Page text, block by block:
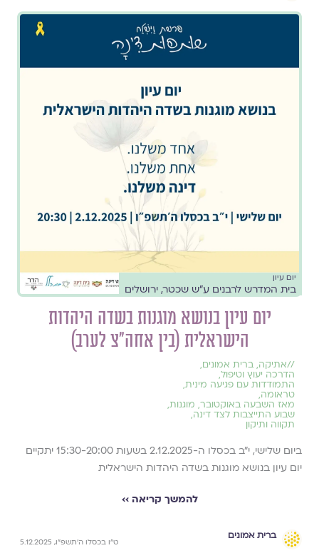
יום עיון
בית המדרש לרבנים ע״ש שכטר, ירושלים
יום עיון בנושא מוגנות בשדה היהדות
הישראלית (בין אחה״צ לערב)
//אתיקה, ברית אמונים,
הדרכה יעוץ וטיפול,
התמודדות עם פגיעה מינית,
טראומה,
מאז השבעה באוקטובר, מוגנות,
שבוע התייצבות לצד דינה,
תקווה ותיקון
ביום שלישי, י״ב בכסלו ה-2.12.2025 בשעות 15:30-20:00 יתקיים
יום עיון בנושא מוגנות בשדה היהדות הישראלית
להמשך קריאה ››
ברית אמונים
ט״ו בכסלו ה׳תשפ״ו, 5.12.2025